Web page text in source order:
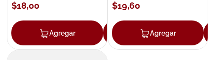
$18,00
Agregar Agregar
$19,60
Agregar